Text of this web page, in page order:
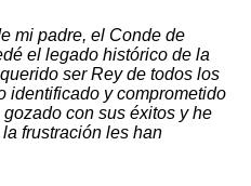
mi padre, el Conde de
el legado histórico de la
ser Rey de todos los
identificado y comprometido
con sus éxitos y he
frustración les han